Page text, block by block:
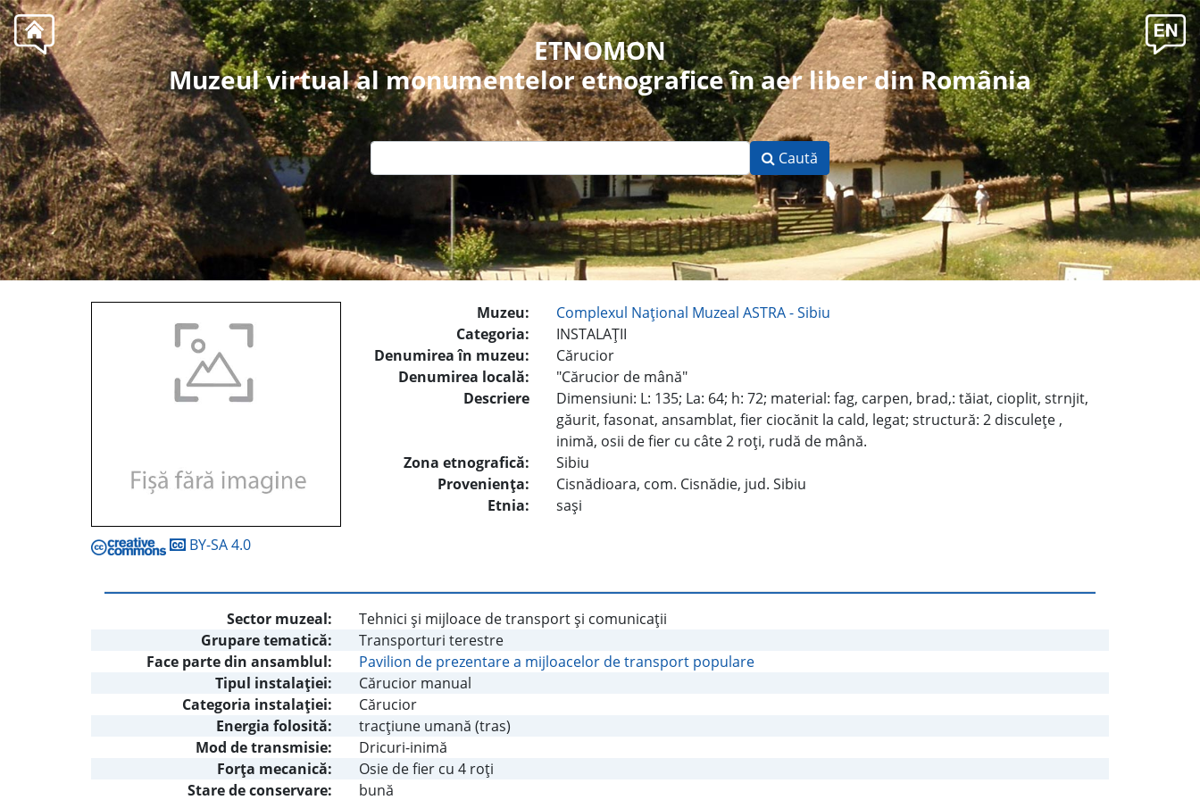
ETNOMON
Muzeul virtual al monumentelor etnografice în aer liber din România
Caută
BY-SA 4.0
Muzeu:
Complexul Naţional Muzeal ASTRA - Sibiu
Categoria:
INSTALAŢII
Denumirea în muzeu:
Cărucior
Denumirea locală:
"Cărucior de mână"
Descriere
Dimensiuni: L: 135; La: 64; h: 72; material: fag, carpen, brad,: tăiat, cioplit, strnjit,
găurit, fasonat, ansamblat, fier ciocănit la cald, legat; structură: 2 disculeţe ,
inimă, osii de fier cu câte 2 roţi, rudă de mână.
Zona etnografică:
Sibiu
Provenienţa:
Cisnădioara, com. Cisnădie, jud. Sibiu
Etnia:
saşi
Sector muzeal:
Tehnici şi mijloace de transport şi comunicaţii
Grupare tematică:
Transporturi terestre
Face parte din ansamblul:
Pavilion de prezentare a mijloacelor de transport populare
Tipul instalaţiei:
Cărucior manual
Categoria instalaţiei:
Cărucior
Energia folosită:
tracţiune umană (tras)
Mod de transmisie:
Dricuri-inimă
Forţa mecanică:
Osie de fier cu 4 roţi
Stare de conservare:
bună